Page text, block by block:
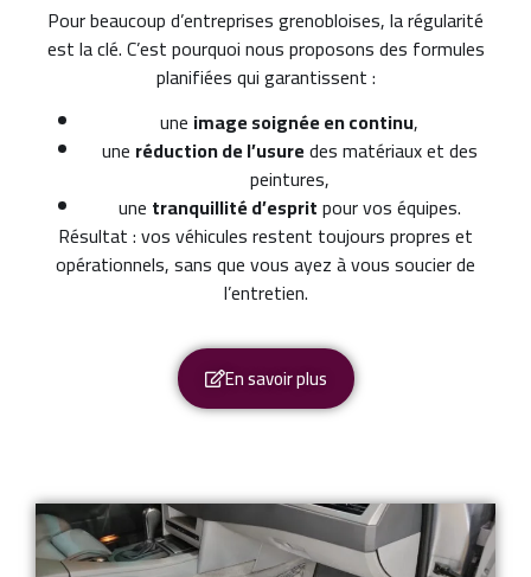
Pour beaucoup d’entreprises grenobloises, la régularité
est la clé. C’est pourquoi nous proposons des formules
planifiées qui garantissent :
une image soignée en continu,
une réduction de l’usuredes matériaux et des
peintures,
une tranquillité d’espritpour vos équipes.
Résultat : vos véhicules restent toujours propres et
opérationnels, sans que vous ayez à vous soucier de
l’entretien.
En savoir plus